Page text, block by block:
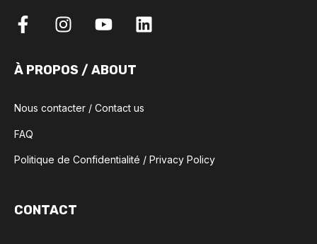
À PROPOS / ABOUT
Nous contacter / Contact us
FAQ
Politique de Confidentialité / Privacy Policy
CONTACT